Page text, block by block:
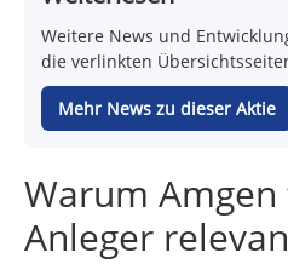
Weitere News und
die verlinkten
Mehr News zu dieser Aktie
Warum
Anleger